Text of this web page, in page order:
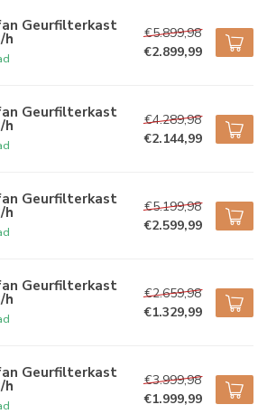
Geurfilterkast
h
€5.899,98
€2.899,99
Geurfilterkast
h
€4.289,98
€2.144,99
Geurfilterkast
h
€5.199,98
€2.599,99
Geurfilterkast
h
€2.659,98
€1.329,99
Geurfilterkast
h
€3.999,98
€1.999,99